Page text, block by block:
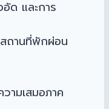
ด และการ
สถานที่พักผ่อน
ามเสมอภาค